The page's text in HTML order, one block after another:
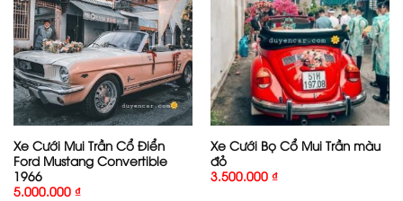
Xe Cưới Mui Trần Cổ Điển
Ford Mustang Convertible
1966
5.000.000 ₫
Xe Cưới Bọ Cổ Mui Trần màu
đỏ
3.500.000 ₫